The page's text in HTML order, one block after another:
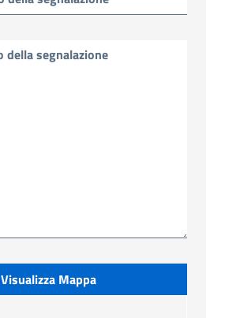
Visualizza Mappa